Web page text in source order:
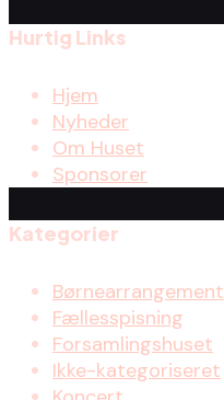
Hurtig Links
Hjem
Nyheder
Om Huset
Sponsorer
Kategorier
Børnearrangement
Fællesspisning
Forsamlingshuset
Ikke-kategoriseret